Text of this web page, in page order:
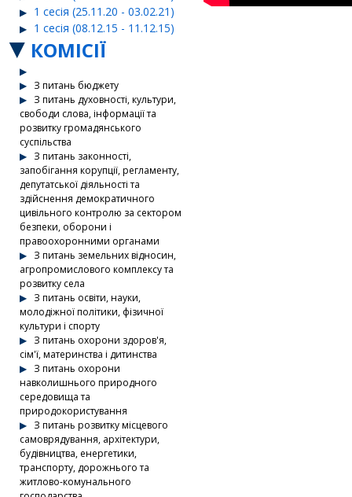
1 сесія (25.11.20 - 03.02.21)
1 сесія (08.12.15 - 11.12.15)
КОМІСІЇ
З питань бюджету
З питань духовності, культури,
свободи слова, інформації та
розвитку громадянського
суспільства
З питань законності,
запобігання корупції, регламенту,
депутатської діяльності та
здійснення демократичного
цивільного контролю за сектором
безпеки, оборони і
правоохоронними органами
З питань земельних відносин,
агропромислового комплексу та
розвитку села
З питань освіти, науки,
молодіжної політики, фізичної
культури і спорту
З питань охорони здоров'я,
сім'ї, материнства і дитинства
З питань охорони
навколишнього природного
середовища та
природокористування
З питань розвитку місцевого
самоврядування, архітектури,
будівництва, енергетики,
транспорту, дорожнього та
житлово-комунального